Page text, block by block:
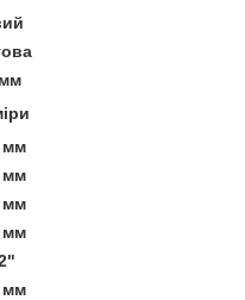
мм
мм
мм
мм
мм